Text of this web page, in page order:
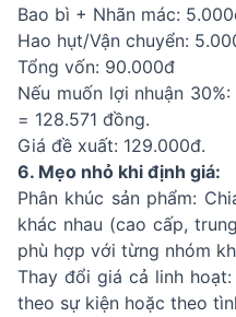
Bao bì + Nhãn mác:
Hao hụt/Vận chuyển:
Tổng vốn: 90.000đ
Nếu muốn lợi nhuận
= 128.571 đồng.
Giá đề xuất: 129.000đ.
6. Mẹo nhỏ khi định giá:
Phân khúc sản phẩm:
khác nhau (cao cấp,
phù hợp với từng nhóm
Thay đổi giá cả linh
theo sự kiện hoặc theo